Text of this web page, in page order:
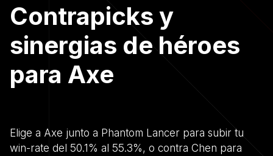
Contrapicks y
sinergias de héroes
para Axe
Elige a Axe junto a Phantom Lancer para subir tu
win-rate del 50.1% al 55.3%, o contra Chen para